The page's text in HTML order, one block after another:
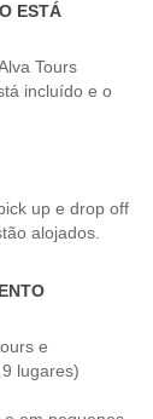
ESTÁ
Tours
incluído e o
up e drop off
alojados.
e
lugares)